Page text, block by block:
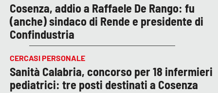
Cosenza, addio a Raffaele De Rango: fu
(anche) sindaco di Rende e presidente di
Confindustria
CERCASI PERSONALE
Sanità Calabria, concorso per 18 infermieri
pediatrici: tre posti destinati a Cosenza